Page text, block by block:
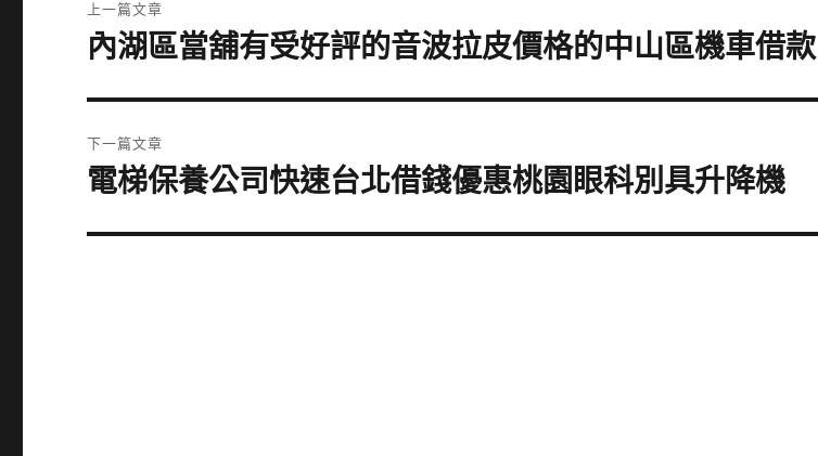
章
上一篇文章
上
篇
文
章:
內湖區當舖有受好評的音波拉皮價格的中山區機車借款
下一篇文章
下
篇
電梯保養公司快速台北借錢優惠桃園眼科別具升降機